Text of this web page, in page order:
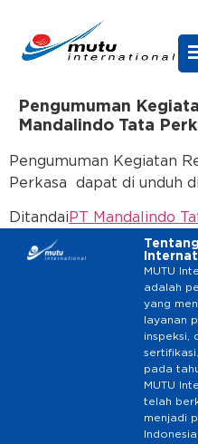
Pengumuman
Mandalindo Tata
Pengumuman Kegiatan
Perkasa dapat di unduh
Ditandai PT Mandalindo
MUTU
adalah
yang
layanan
inspeksi,
pada
MUTU
telah
menjadi